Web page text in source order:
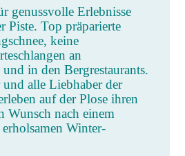
genussvolle Erlebnisse
Piste. Top präparierte
keine
an
in den Bergrestaurants.
alle Liebhaber der
auf der Plose ihren
Wunsch nach einem
Winter-